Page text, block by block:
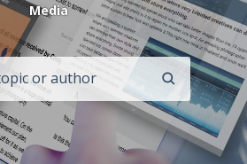
Media
SEARCH